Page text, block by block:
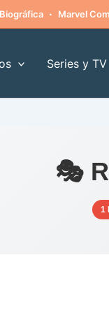
Biográfica · Marvel
Series y TV
🎭
1